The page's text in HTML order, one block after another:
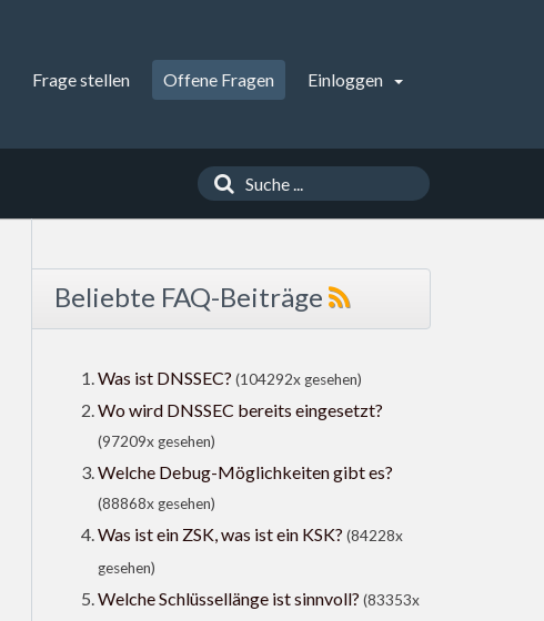
Frage stellen Offene Fragen Einloggen
Beliebte FAQ-Beiträge
Was ist DNSSEC? (104292x gesehen)
Wo wird DNSSEC bereits eingesetzt?
(97209x gesehen)
Welche Debug-Möglichkeiten gibt es?
(88868x gesehen)
Was ist ein ZSK, was ist ein KSK? (84228x
gesehen)
Welche Schlüssellänge ist sinnvoll? (83353x